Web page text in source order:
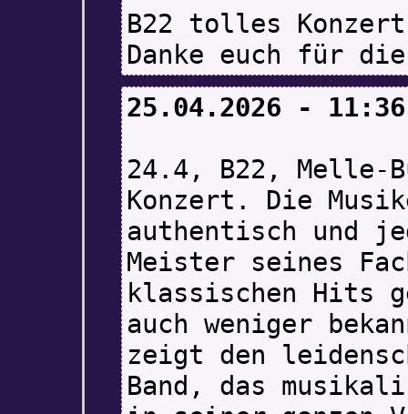
B22 tolles Konzert
Danke euch für
25.04.2026 - 11:36
24.4, B22, Melle-
Konzert. Die
authentisch und
Meister seines
klassischen Hits
auch weniger
zeigt den
Band, das